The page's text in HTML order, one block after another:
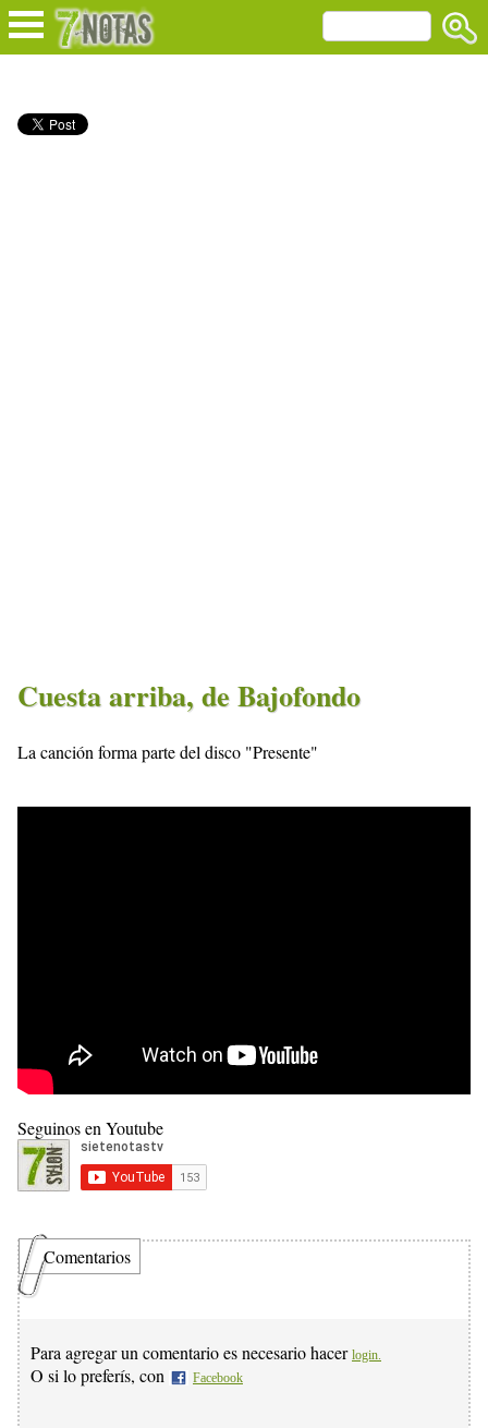
Cuesta arriba, de Bajofondo
La canción forma parte del disco "Presente"
Seguinos en Youtube
Comentarios
Para agregar un comentario es necesario hacer login.
O si lo preferís, con Facebook